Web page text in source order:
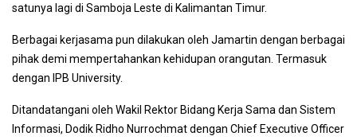
satunya lagi di Samboja Leste di Kalimantan Timur.
Berbagai kerjasama pun dilakukan oleh Jamartin dengan berbagai
pihak demi mempertahankan kehidupan orangutan. Termasuk
dengan IPB University.
Ditandatangani oleh Wakil Rektor Bidang Kerja Sama dan Sistem
Informasi, Dodik Ridho Nurrochmat dengan Chief Executive Officer